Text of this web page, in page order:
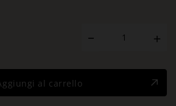
al carrello